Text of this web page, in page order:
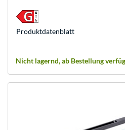
Nicht lagernd, ab Bestellung
Produkt­datenblatt